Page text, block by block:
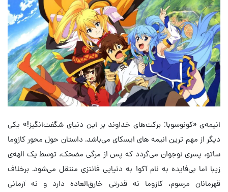
انیمه‌ی «کونوسوبا: برکت‌های خداوند بر این دنیای شگفت‌انگیز!» یکی
دیگر از مهم ترین انیمه های ایسکای می‌باشد. داستان حول محور کازوما
ساتو، پسری نوجوان می‌گردد که پس از مرگی مضحک، توسط یک الهه‌ی
زیبا اما بی‌فایده به نام آکوا به دنیایی فانتزی منتقل می‌شود. برخلاف
قهرمانان مرسوم، کازوما نه قدرتی خارق‌العاده دارد و نه آرمانی